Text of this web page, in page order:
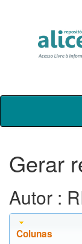
Skip
Gerar
Autor :
Colunas